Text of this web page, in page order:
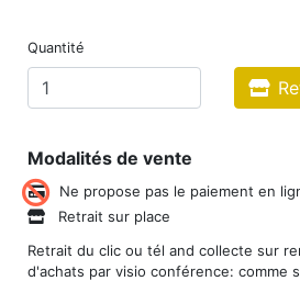
Quantité
Modalités de vente
Ne propose pas le paiement en
Retrait sur place
Retrait du clic ou tél and collecte sur
d'achats par visio conférence: comme